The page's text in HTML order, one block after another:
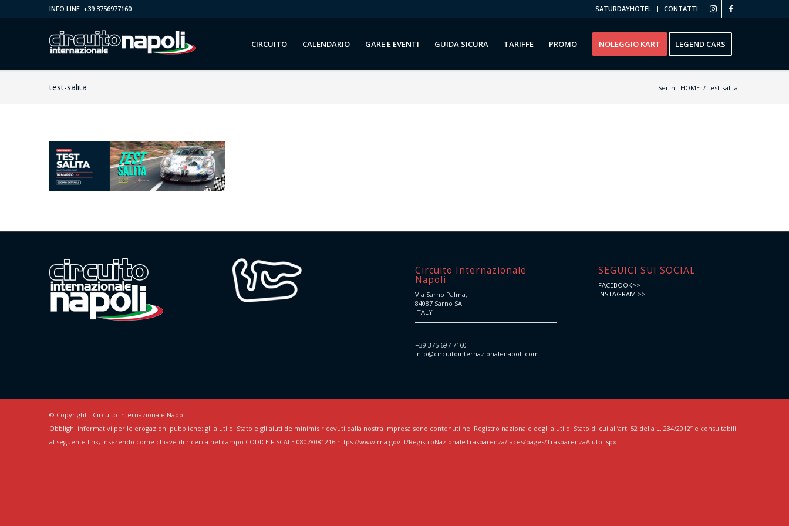
SATURDAYHOTEL CONTATTI
INFO LINE: +39 3756977160
CIRCUITO CALENDARIO GARE E EVENTI GUIDA SICURA TARIFFE PROMO NOLEGGIO KART LEGEND CARS
test-salita Sei in: HOME / test-salita
Circuito Internazionale
Napoli
Via Sarno Palma,
84087 Sarno SA
ITALY
+39 375 697 7160
info@circuitointernazionalenapoli.com
SEGUICI SUI SOCIAL
FACEBOOK>>
INSTAGRAM >>
© Copyright - Circuito Internazionale Napoli
Obblighi informativi per le erogazioni pubbliche: gli aiuti di Stato e gli aiuti de minimis ricevuti dalla nostra impresa sono contenuti nel Registro nazionale degli aiuti di Stato di cui all’art. 52 della L. 234/2012” e consultabili
al seguente link, inserendo come chiave di ricerca nel campo CODICE FISCALE 08078081216 https://www.rna.gov.it/RegistroNazionaleTrasparenza/faces/pages/TrasparenzaAiuto.jspx